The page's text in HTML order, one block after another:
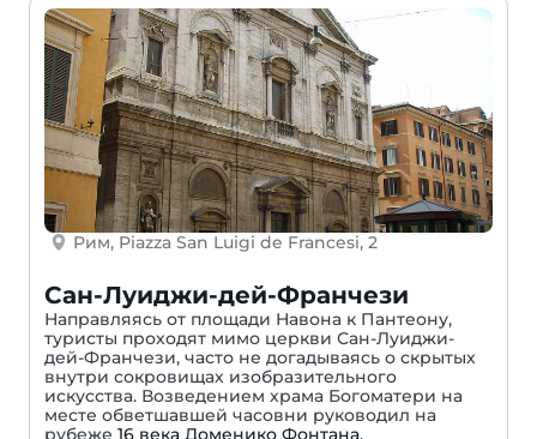
Рим, Piazza San Luigi de Francesi, 2
Сан-Луиджи-дей-Франчези
Направляясь от площади Навона к Пантеону,
туристы проходят мимо церкви Сан-Луиджи-
дей-Франчези, часто не догадываясь о скрытых
внутри сокровищах изобразительного
искусства. Возведением храма Богоматери на
месте обветшавшей часовни руководил на
рубеже 16 века Доменико Фонтана.